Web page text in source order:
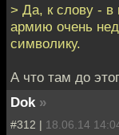
> Да, к слову - в
армию очень
символику.
А что там до
Dok »
#312 | 18.06.14